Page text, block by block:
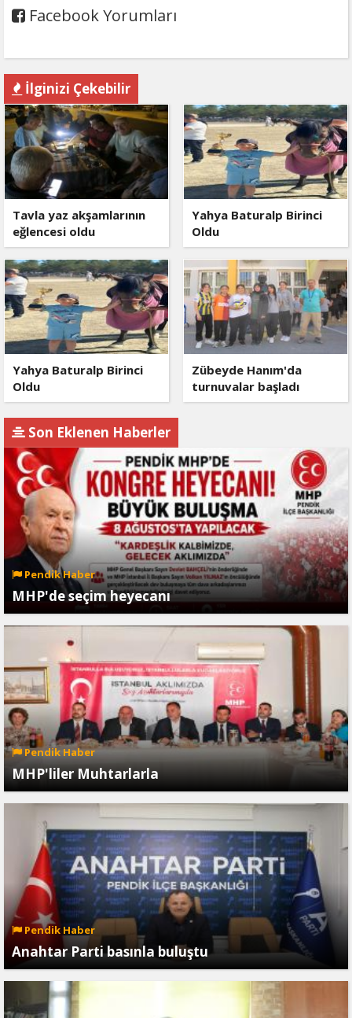
Facebook Yorumları
İlginizi Çekebilir
Tavla yaz akşamlarının
eğlencesi oldu
Yahya Baturalp Birinci
Oldu
Yahya Baturalp Birinci
Oldu
Zübeyde Hanım'da
turnuvalar başladı
Son Eklenen Haberler
Pendik Haber
MHP'de seçim heyecanı
Pendik Haber
MHP'liler Muhtarlarla
Pendik Haber
Anahtar Parti basınla buluştu